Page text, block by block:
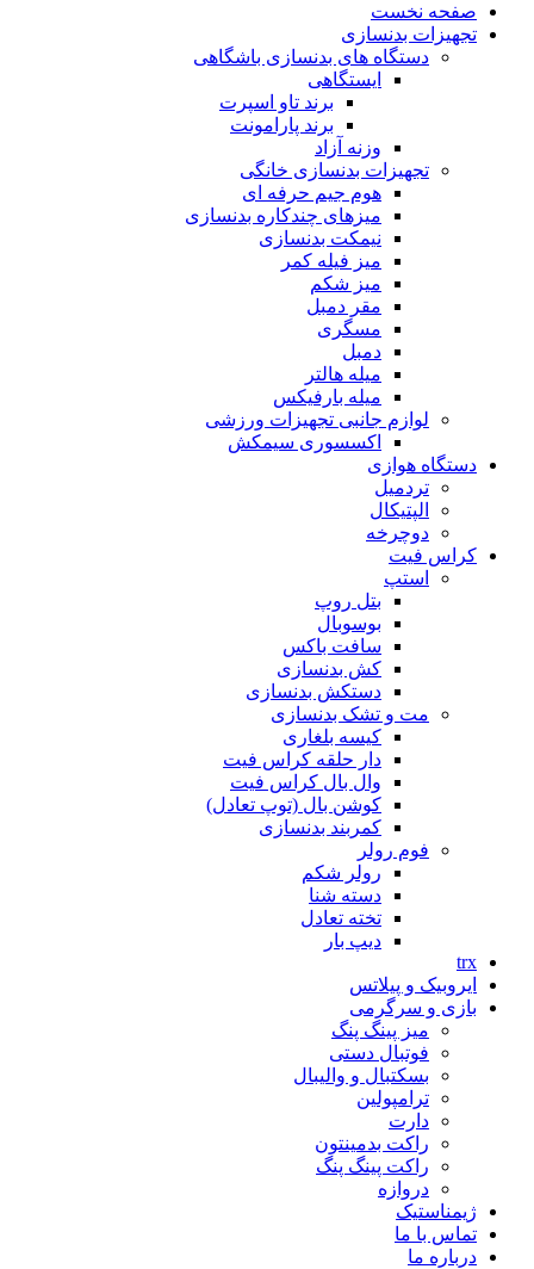
صفحه نخست
تجهیزات بدنسازی
دستگاه های بدنسازی باشگاهی
ایستگاهی
برند تاو اسپرت
برند پارامونت
وزنه آزاد
تجهیزات بدنسازی خانگی
هوم جیم حرفه ای
میزهای چندکاره بدنسازی
نیمکت بدنسازی
میز فیله کمر
میز شکم
مقر دمبل
مسگری
دمبل
میله هالتر
میله بارفیکس
لوازم جانبی تجهیزات ورزشی
اکسسوری سیمکش
دستگاه هوازی
تردمیل
الپتیکال
دوچرخه
کراس فیت
استپ
بتل روپ
بوسوبال
سافت باکس
کش بدنسازی
دستکش بدنسازی
مت و تشک بدنسازی
کیسه بلغاری
دار حلقه کراس فیت
وال بال کراس فیت
کوشن بال (توپ تعادل)
کمربند بدنسازی
فوم رولر
رولر شکم
دسته شنا
تخته تعادل
دیپ بار
trx
ایروبیک و پیلاتس
بازی و سرگرمی
میز پینگ پنگ
فوتبال دستی
بسکتبال و والیبال
ترامپولین
دارت
راکت بدمینتون
راکت پینگ پنگ
دروازه
ژیمناستیک
تماس با ما
درباره ما